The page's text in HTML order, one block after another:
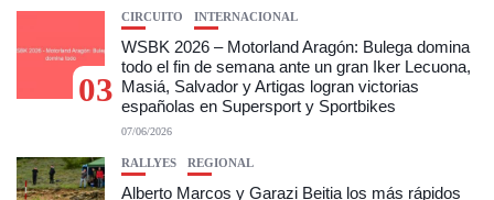
03
CIRCUITO INTERNACIONAL
WSBK 2026 – Motorland Aragón: Bulega domina
todo el fin de semana ante un gran Iker Lecuona,
Masiá, Salvador y Artigas logran victorias
españolas en Supersport y Sportbikes
07/06/2026
RALLYES REGIONAL
Alberto Marcos y Garazi Beitia los más rápidos